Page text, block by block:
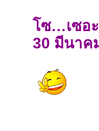
โซ…เซอ
30 มีนาค